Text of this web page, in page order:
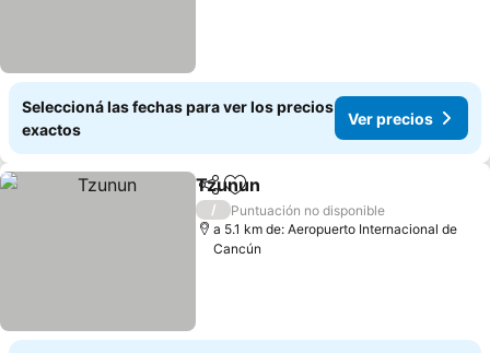
Seleccioná las fechas para ver los precios
exactos
Ver precios
CompartirAñadir a favoritos
Tzunun
/
Puntuación no disponible
a 5.1 km de: Aeropuerto Internacional de
Cancún